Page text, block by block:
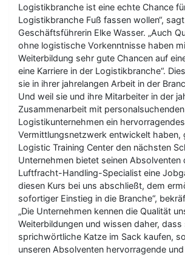
Logistikbranche ist eine echte Chance
Logistikbranche Fuß fassen wollen“, sagt
Geschäftsführerin Elke Wasser. „Auch
ohne logistische Vorkenntnisse haben
Weiterbildung sehr gute Chancen auf
eine Karriere in der Logistikbranche“.
sie in ihrer jahrelangen Arbeit in der
Und weil sie und ihre Mitarbeiter in der
Zusammenarbeit mit personalsuchenden
Logistikunternehmen ein hervorragendes
Vermittlungsnetzwerk entwickelt haben,
Logistic Training Center den nächsten
Unternehmen bietet seinen Absolventen
Luftfracht-Handling-Specialist eine
diesen Kurs bei uns abschließt, dem
sofortiger Einstieg in die Branche“,
„Die Unternehmen kennen die Qualität
Weiterbildungen und wissen daher, dass
sprichwörtliche Katze im Sack kaufen,
unseren Absolventen hervorragende